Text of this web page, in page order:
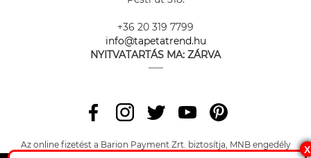
+36 20 319 7799
info@tapetatrend.hu
NYITVATARTÁS MA: ZÁRVA
Az online fizetést a Barion Payment Zrt. biztosítja, MNB engedély
X